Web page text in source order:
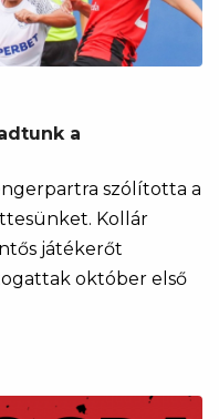
a
szólította a
Kollár
játékerőt
október első